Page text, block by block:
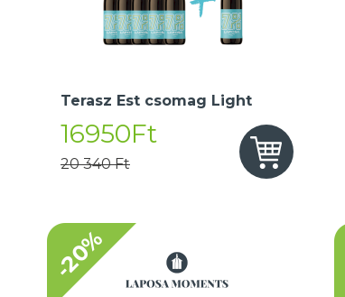
Terasz Est csomag Light
16950Ft
20 340 Ft
-20%